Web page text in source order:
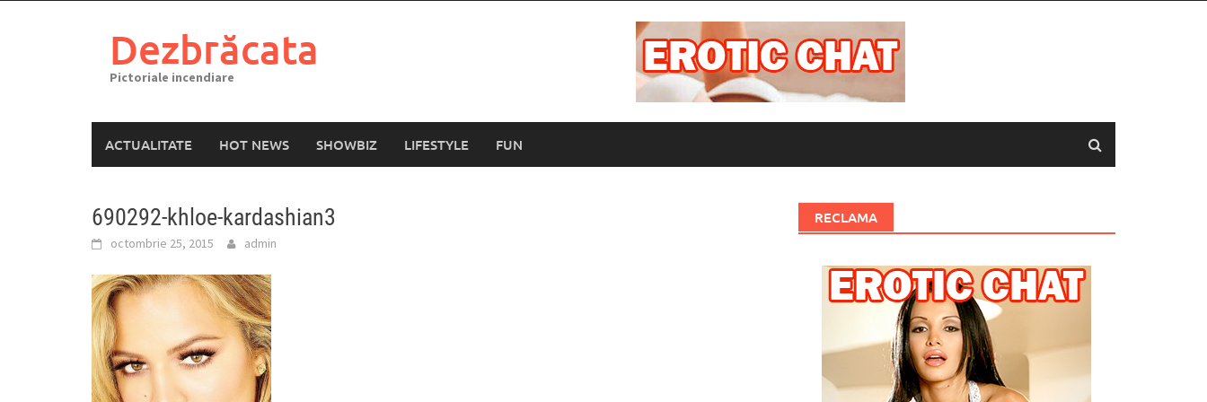
Dezbrăcata
Pictoriale incendiare
ACTUALITATE HOT NEWS SHOWBIZ LIFESTYLE FUN
690292-khloe-kardashian3
octombrie 25, 2015 admin
RECLAMA